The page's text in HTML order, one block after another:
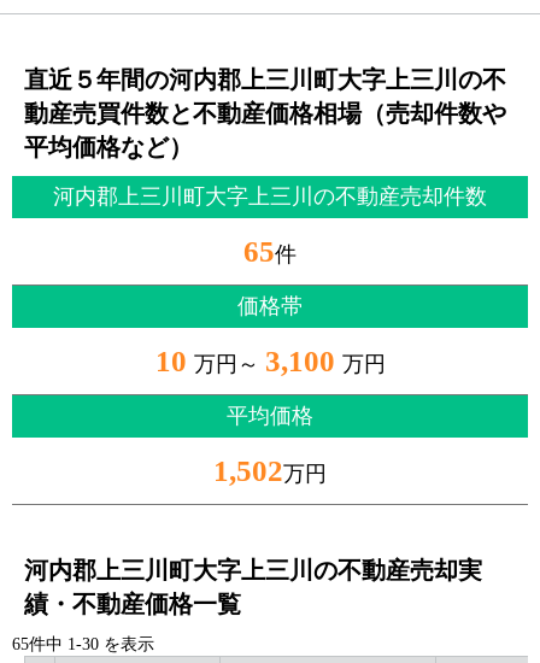
直近５年間の河内郡上三川町大字上三川の不
動産売買件数と不動産価格相場（売却件数や
平均価格など）
河内郡上三川町大字上三川の不動産売却件数
65件
価格帯
10 万円～ 3,100 万円
平均価格
1,502万円
河内郡上三川町大字上三川の不動産売却実
績・不動産価格一覧
65件中 1-30 を表示